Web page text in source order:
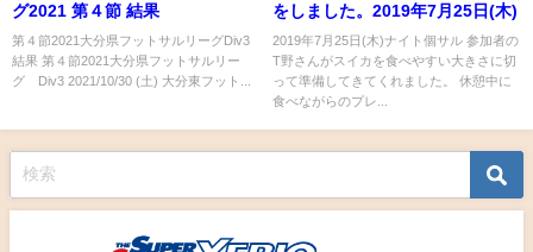
グ2021 第４節 結果
第４節2021大分県フットサルリーグDiv3
結果 第４節2021大分県フットサルリー
グ Div3 2021/10/30 (土) 大分東フット...
をしました。2019年7月25日(木)
2019年7月25日(木)ナイト個サル 参加者の
T野さんがスイカを食べやすい大きさに切
って準備してきてくれました。 休憩中に
食べながらのプレ...